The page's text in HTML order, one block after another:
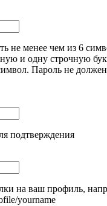
не менее чем из 6
и одну строчную
Пароль не
подтверждения
на ваш профиль,
yourname